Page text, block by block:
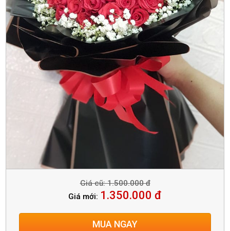
Giá cũ: 1.500.000 đ
Giá mới: 1.350.000 đ
MUA NGAY